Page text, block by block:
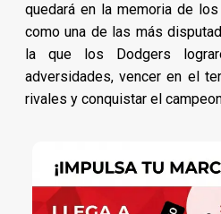
quedará en la memoria de
como una de las más
la que los Dodgers
adversidades, vencer en el
rivales y conquistar el